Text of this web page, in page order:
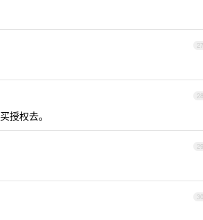
27
28
授权去。
29
30